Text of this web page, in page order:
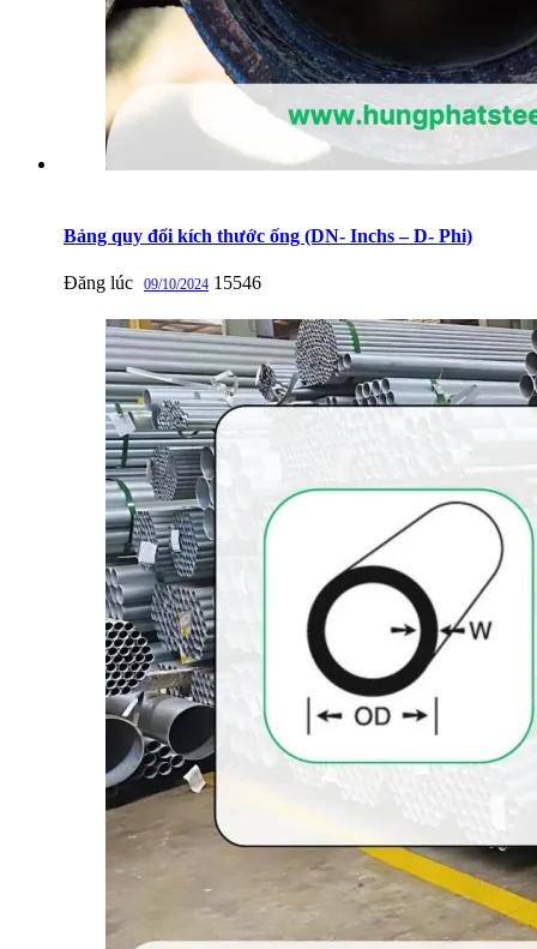
Bảng quy đổi kích thước ống (DN- Inchs – D- Phi)
Đăng lúc 09/10/2024 15546